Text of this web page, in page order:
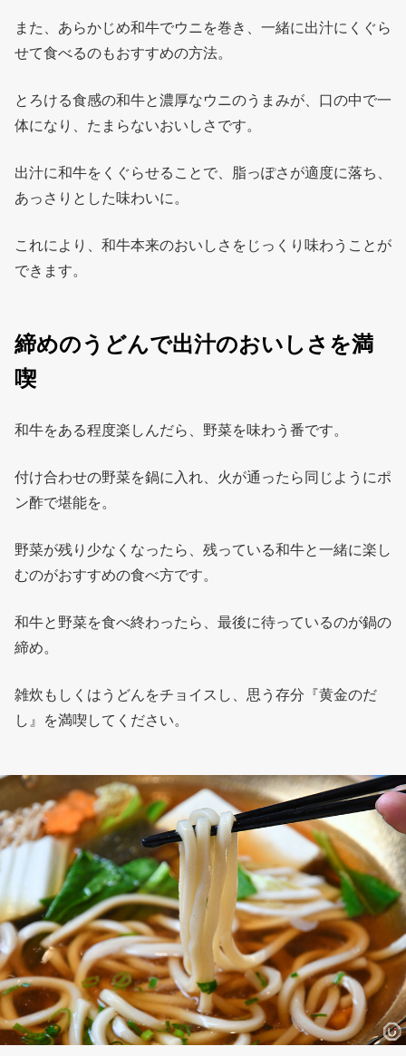
また、あらかじめ和牛でウニを巻き、一緒に出汁にくぐら
せて食べるのもおすすめの方法。
とろける食感の和牛と濃厚なウニのうまみが、口の中で一
体になり、たまらないおいしさです。
出汁に和牛をくぐらせることで、脂っぽさが適度に落ち、
あっさりとした味わいに。
これにより、和牛本来のおいしさをじっくり味わうことが
できます。
締めのうどんで出汁のおいしさを満
喫
和牛をある程度楽しんだら、野菜を味わう番です。
付け合わせの野菜を鍋に入れ、火が通ったら同じようにポ
ン酢で堪能を。
野菜が残り少なくなったら、残っている和牛と一緒に楽し
むのがおすすめの食べ方です。
和牛と野菜を食べ終わったら、最後に待っているのが鍋の
締め。
雑炊もしくはうどんをチョイスし、思う存分『黄金のだ
し』を満喫してください。